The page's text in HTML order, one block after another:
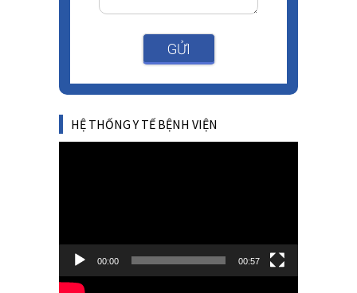
GỬI
HỆ THỐNG Y TẾ BỆNH VIỆN
00:00 00:57